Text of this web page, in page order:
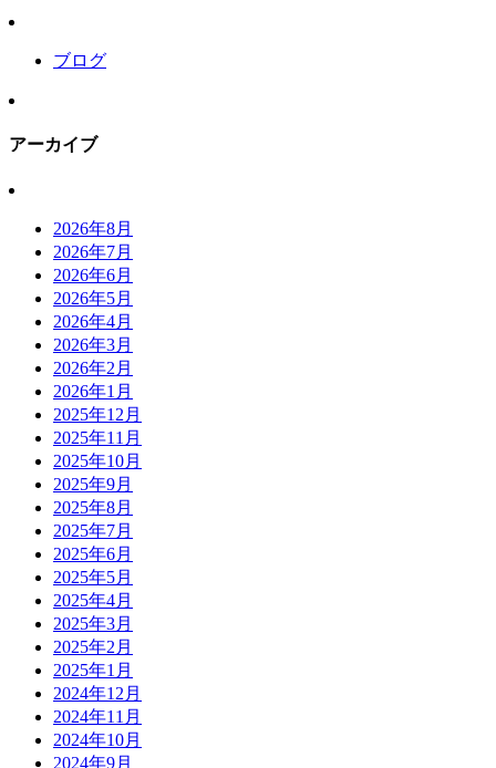
ブログ
アーカイブ
2026年8月
2026年7月
2026年6月
2026年5月
2026年4月
2026年3月
2026年2月
2026年1月
2025年12月
2025年11月
2025年10月
2025年9月
2025年8月
2025年7月
2025年6月
2025年5月
2025年4月
2025年3月
2025年2月
2025年1月
2024年12月
2024年11月
2024年10月
2024年9月